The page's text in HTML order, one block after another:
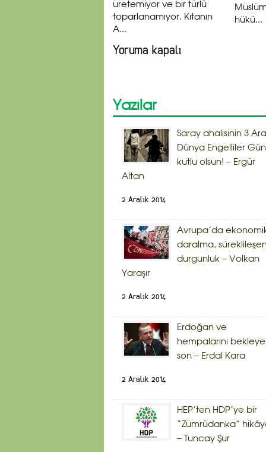
üretemiyor ve bir türlü
toparlanamıyor. Kıtanın
A...
hükü...
Yoruma kapalı
Yazılar
Saray ahalisinin 3
Dünya Engelliler
kutlu olsun! – Ergür
Altan
2 Aralık 2014
Avrupa’da
daralma,
durgunluk – Volkan
Yaraşır
2 Aralık 2014
Erdoğan ve
hempalarını
son – Erdal Kara
2 Aralık 2014
HEP’ten HDP’ye bir
“Zümrüdanka”
– Tuncay Şur